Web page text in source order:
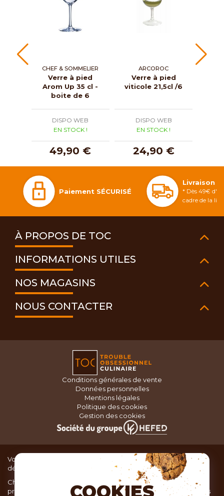
CHEF & SOMMELIER
Verre à pied
Arom Up 35 cl -
boite de 6
DISPO WEB
EN STOCK !
49,90 €
ARCOROC
Verre à pied
viticole 21,5cl /6
DISPO WEB
EN STOCK !
24,90 €
Paiement SÉCURISÉ
Livraison
* Dès 49€
cadre de la
À PROPOS DE TOC
INFORMATIONS UTILES
NOS MAGASINS
NOUS CONTACTER
Conditions générales de vente
Données personnelles
Mentions légales
Politique des cookies
Gestion des cookies
Vous recherchez du matériel de cuisine pour concocter de
délicieux plats ou des pâtisseries dignes d’un grand chef ?
Chez TOC, boutique d’ustensiles de cuisine, nous vous
proposons une large sélection de produits issus des meilleures